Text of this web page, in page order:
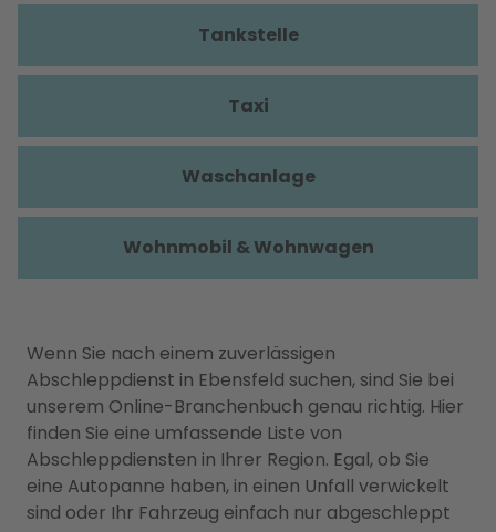
Wenn Sie nach einem zuverlässigen
Abschleppdienst in Ebensfeld suchen, sind Sie bei
unserem Online-Branchenbuch genau richtig. Hier
finden Sie eine umfassende Liste von
Abschleppdiensten in Ihrer Region. Egal, ob Sie
eine Autopanne haben, in einen Unfall verwickelt
sind oder Ihr Fahrzeug einfach nur abgeschleppt
Tankstelle
Taxi
Waschanlage
Wohnmobil & Wohnwagen